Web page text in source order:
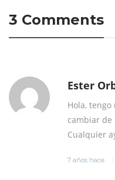
3 Comments
Ester
Hola,
cambiar de
Cualquier
7 años hace